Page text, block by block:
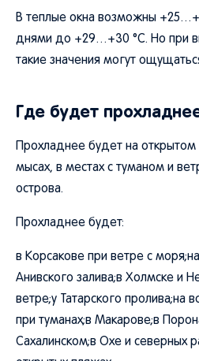
В теплые окна возможны
днями до +29…+30 °C. Но при
такие значения могут
Где будет
Прохладнее будет на
мысах, в местах с туманом и
острова.
Прохладнее будет:
в Корсакове при ветре с
Анивского залива;в Холмске и
ветре;у Татарского пролива;на
при туманах;в Макарове;в
Сахалинском;в Охе и северных